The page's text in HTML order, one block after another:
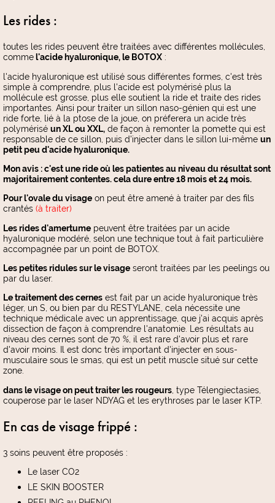
Les rides :
toutes les rides peuvent être traitées avec différentes mollécules,
commel'acide hyaluronique, le BOTOX :
l'acide hyaluronique est utilisé sous différentes formes, c'est très
simple à comprendre, plus l'acide est polymérisé plus la
mollécule est grosse, plus elle soutient la ride et traite des rides
importantes. Ainsi pour traiter un sillon naso-génien qui est une
ride forte, lié à la ptose de la joue, on préferera un acide très
polymérisé un XL ou XXL, de façon à remonter la pomette qui est
responsable de ce sillon, puis d'injecter dans le sillon lui-même un
petit peu d'acide hyaluronique.
Mon avis : c'est une ride où les patientes au niveau du résultat sont
majoritairement contentes. cela dure entre 18 mois et 24 mois.
Pour l'ovale du visage on peut être amené à traiter par des fils
crantés (à traiter)
Les rides d'amertume peuvent être traitées par un acide
hyaluronique modéré, selon une technique tout à fait particulière
accompagnée par un point de BOTOX.
Les petites ridules sur le visage seront traitées par les peelings ou
par du laser.
Le traitement des cernes est fait par un acide hyaluronique très
léger, un S, ou bien par du RESTYLANE, cela nécessite une
technique médicale avec un apprentissage, que j'ai acquis après
dissection de façon à comprendre l'anatomie. Les résultats au
niveau des cernes sont de 70 %, il est rare d'avoir plus et rare
d'avoir moins. Il est donc très important d'injecter en sous-
musculaire sous le smas, qui est un petit muscle situé sur cette
zone.
dans le visage on peut traiter les rougeurs , type Télengiectasies,
couperose par le laser NDYAG et les erythroses par le laser KTP.
En cas de visage frippé :
3 soins peuvent être proposés :
Le laser CO2
LE SKIN BOOSTER